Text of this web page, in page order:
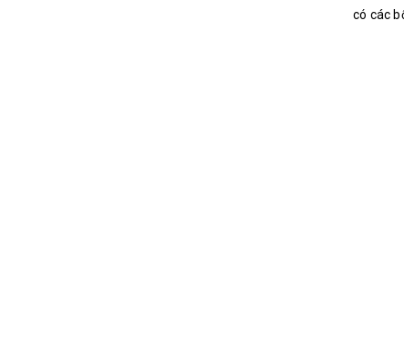
có các